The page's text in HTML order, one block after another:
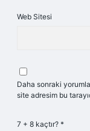
Web Sitesi
Daha sonraki
site adresim bu
7 + 8 kaçtır? *